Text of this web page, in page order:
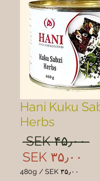
Hani Kuku
Herbs
SEK ۴۵٫۰۰
SEK ۳۵٫۰۰
SEK ۳۵٫۰۰ /
480g